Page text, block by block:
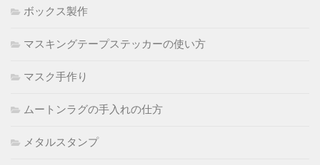
ボックス製作
マスキングテープステッカーの使い方
マスク手作り
ムートンラグの手入れの仕方
メタルスタンプ